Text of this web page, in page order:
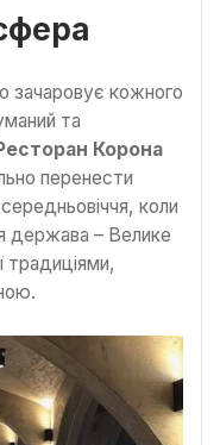
зачаровує кожного
та
Корона
перенести
коли
держава – Велике
традиціями,